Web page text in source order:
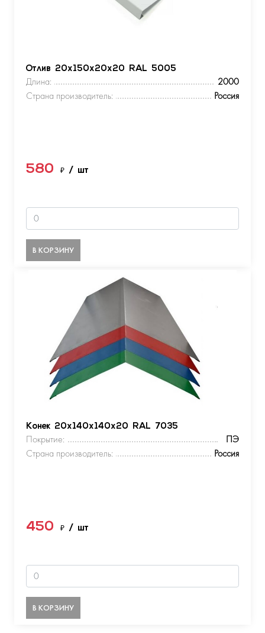
Отлив 20х150х20х20 RAL 5005
Длина:
2000
Страна производитель:
Россия
580 ₽ / шт
В КОРЗИНУ
Конек 20х140х140х20 RAL 7035
Покрытие:
ПЭ
Страна производитель:
Россия
450 ₽ / шт
В КОРЗИНУ